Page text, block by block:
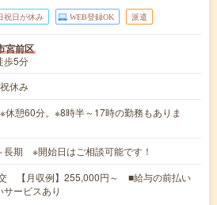
祝日が休み WEB登録OK 派遣
宮前区
歩5分
休み
憩60分。※8時半～17時の勤務もありま
長期 ※開始日はご相談可能です！
【月収例】255,000円～ ■給与の前払い
ービスあり